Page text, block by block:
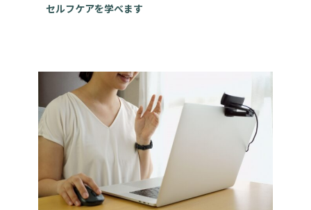
セルフケアを学べます